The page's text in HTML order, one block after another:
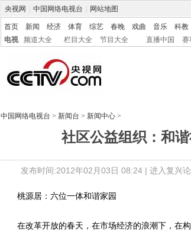
央视网 中国网络电视台 网站地图
首页 新闻 经济 体育 综艺 春晚 戏曲 音乐 科教
电视
频道大全 栏目大全 节目大全 直播中国 赛
中国网络电视台 > 新闻台 > 新闻中心 >
社区公益组织：和
发布时间:2012年02月03日 08:24 | 进入复兴
桃源居：六位一体和谐家园
在改革开放的春天，在市场经济的浪潮下，在构